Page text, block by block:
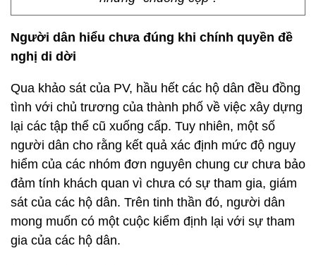
Người dân hiểu chưa đúng khi chính quyền đề
nghị di dời
Qua khảo sát của PV, hầu hết các hộ dân đều đồng
tình với chủ trương của thành phố về việc xây dựng
lại các tập thể cũ xuống cấp. Tuy nhiên, một số
người dân cho rằng kết quả xác định mức độ nguy
hiểm của các nhóm đơn nguyên chung cư chưa bảo
đảm tính khách quan vì chưa có sự tham gia, giám
sát của các hộ dân. Trên tinh thần đó, người dân
mong muốn có một cuộc kiểm định lại với sự tham
gia của các hộ dân.